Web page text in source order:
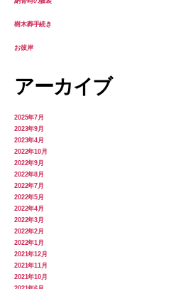
樹木葬手続き
お彼岸
アーカイブ
2025年7月
2023年9月
2023年4月
2022年10月
2022年9月
2022年8月
2022年7月
2022年5月
2022年4月
2022年3月
2022年2月
2022年1月
2021年12月
2021年11月
2021年10月